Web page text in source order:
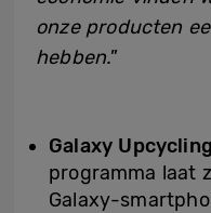
onze producten
hebben.”
Galaxy
programma laat
Galaxy-